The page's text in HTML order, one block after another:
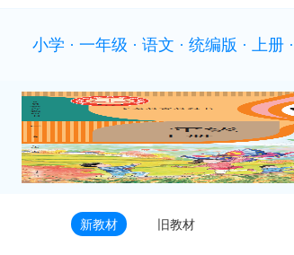
小学 · 一年级 · 语文 · 统编版 · 上册
新教材 旧教材